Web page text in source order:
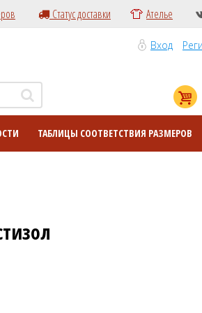
Статус доставки Ателье
Вход
ТАБЛИЦЫ СООТВЕТСТВИЯ РАЗМЕРОВ